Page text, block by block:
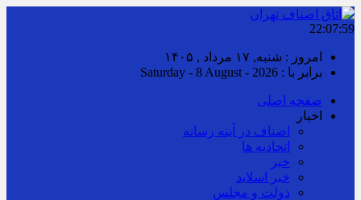
22:07:59
امروز : شنبه, ۱۷ مرداد , ۱۴۰۵
برابر با : Saturday - 8 August - 2026
صفحه اصلی
اخبار
اصناف در آینه رسانه
اتحادیه ها
خبر
خبر اسلايد
دولت و مجلس